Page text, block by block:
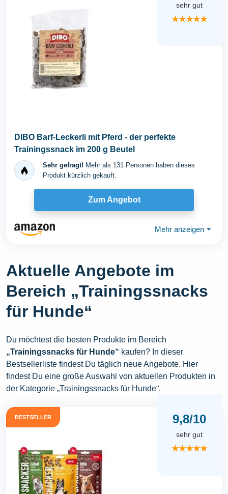
sehr gut
★★★★★
DIBO Barf-Leckerli mit Pferd - der perfekte
Trainingssnack im 200 g Beutel
Sehr gefragt! Mehr als 131 Personen haben dieses
Produkt kürzlich gekauft.
Zum Angebot
Mehr anzeigen ⏷
Aktuelle Angebote im
Bereich „Trainingssnacks
für Hunde“
Du möchtest die besten Produkte im Bereich
„Trainingssnacks für Hunde“ kaufen? In dieser
Bestsellerliste findest Du täglich neue Angebote. Hier
findest Du eine große Auswahl von aktuellen Produkten in
der Kategorie „Trainingssnacks für Hunde“.
BESTSELLER 9,8/10
sehr gut
★★★★★